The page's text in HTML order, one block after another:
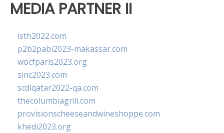
MEDIA PARTNER II
isth2022.com
p2b2pabi2023-makassar.com
wocfparis2023.org
sinc2023.com
scdlqatar2022-qa.com
thecolumbiagrill.com
provisionscheeseandwineshoppe.com
khedi2023.org